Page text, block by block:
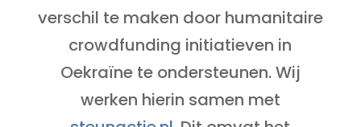
verschil te maken door humanitaire
crowdfunding initiatieven in
Oekraïne te ondersteunen. Wij
werken hierin samen met